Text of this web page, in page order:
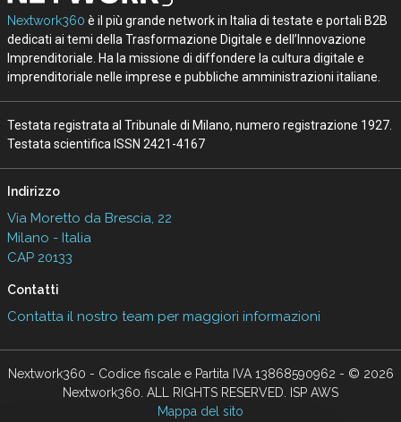
Nextwork360 è il più grande network in Italia di testate e portali B2B
dedicati ai temi della Trasformazione Digitale e dell’Innovazione
Imprenditoriale. Ha la missione di diffondere la cultura digitale e
imprenditoriale nelle imprese e pubbliche amministrazioni italiane.
Testata registrata al Tribunale di Milano, numero registrazione 1927.
Testata scientifica ISSN 2421-4167
Indirizzo
Via Moretto da Brescia, 22
Milano - Italia
CAP 20133
Contatti
Contatta il nostro team per maggiori informazioni
Nextwork360 - Codice fiscale e Partita IVA 13868590962 - © 2026
Nextwork360. ALL RIGHTS RESERVED. ISP AWS
Mappa del sito